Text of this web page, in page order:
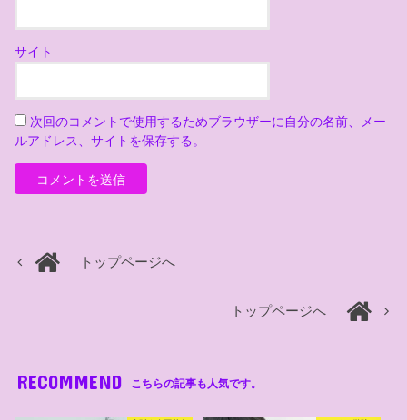
サイト
次回のコメントで使用するためブラウザーに自分の名前、メー
ルアドレス、サイトを保存する。
トップページへ
トップページへ
RECOMMEND こちらの記事も人気です。